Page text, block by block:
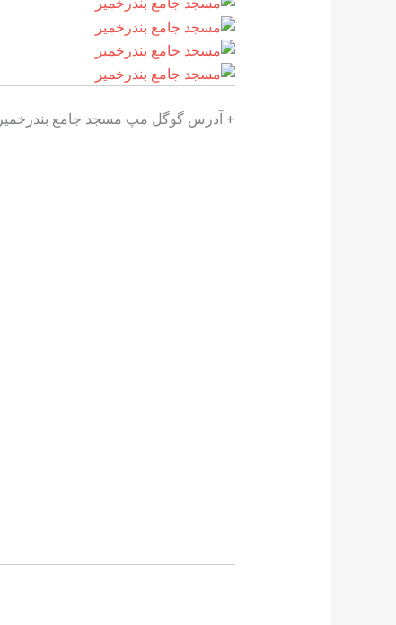
+ آدرس گوگل مپ مسجد جامع بندرخمیر